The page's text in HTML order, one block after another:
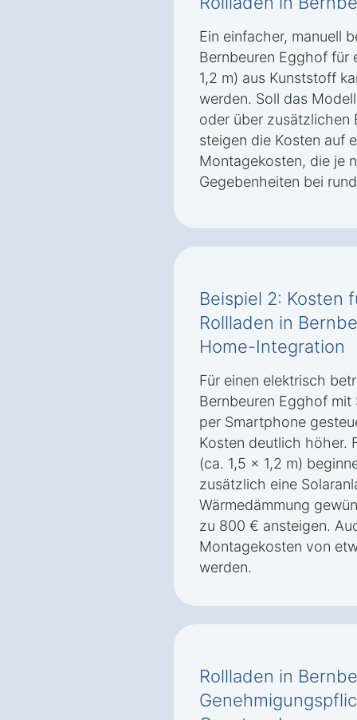
Ein einfacher, manuell
Bernbeuren Egghof für
1,2 m) aus Kunststoff
werden. Soll das
oder über zusätzlichen
steigen die Kosten auf
Montagekosten, die je
Gegebenheiten bei
Beispiel 2: Kosten
Rollladen in
Home-Integration
Für einen elektrisch
Bernbeuren Egghof
per Smartphone
Kosten deutlich höher.
(ca. 1,5 x 1,2 m)
zusätzlich eine
Wärmedämmung
zu 800 € ansteigen.
Montagekosten von
werden.
Rollladen in